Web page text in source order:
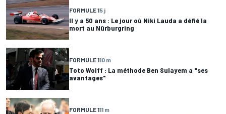
FORMULE 15 j
Il y a 50 ans : Le jour où Niki Lauda a défié la
mort au Nürburgring
FORMULE 110 m
Toto Wolff : La méthode Ben Sulayem a "ses
avantages"
FORMULE 111 m